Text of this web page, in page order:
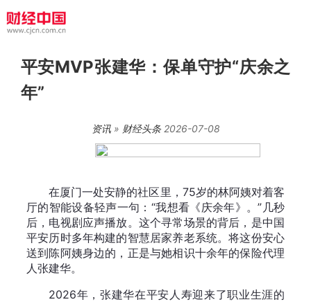
平安MVP张建华：保单守护“庆余之
年”
资讯» 财经头条2026-07-08
在厦门一处安静的社区里，75岁的林阿姨对着客
厅的智能设备轻声一句：“我想看《庆余年》。”几秒
后，电视剧应声播放。这个寻常场景的背后，是中国
平安历时多年构建的智慧居家养老系统。将这份安心
送到陈阿姨身边的，正是与她相识十余年的保险代理
人张建华。
2026年，张建华在平安人寿迎来了职业生涯的